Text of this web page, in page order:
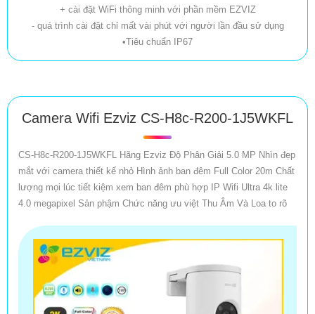
+ cài đặt WiFi thông minh với phần mềm EZVIZ
- quá trình cài đặt chỉ mất vài phút với người lần đầu sử dụng
•Tiêu chuẩn IP67
Camera Wifi Ezviz CS-H8c-R200-1J5WKFL
CS-H8c-R200-1J5WKFL Hãng Ezviz Độ Phân Giải 5.0 MP Nhìn đẹp
mắt với camera thiết kế nhỏ Hình ảnh ban đêm Full Color 20m Chất
lượng mọi lúc tiết kiệm xem ban đêm phù hợp IP Wifi Ultra 4k lite
4.0 megapixel Sản phậm Chức năng ưu việt Thu Âm Và Loa to rõ